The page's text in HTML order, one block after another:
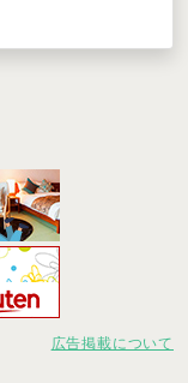
広告掲載について